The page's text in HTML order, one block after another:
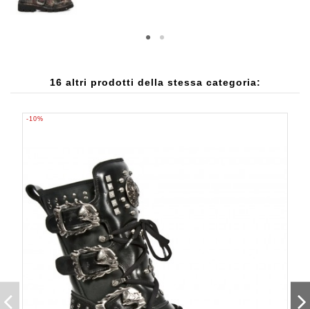
16 altri prodotti della stessa categoria:
-10%